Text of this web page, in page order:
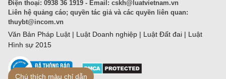
Điện thoại: 0938 36 1919 - Email: cskh@luatvietnam.vn
Liên hệ quảng cáo; quyền tác giả và các quyền liên quan:
thuybt@incom.vn
Văn Bản Pháp Luật | Luật Doanh nghiệp | Luật Đất đai | Luật
Hình sự 2015
Chú thích màu chỉ dẫn